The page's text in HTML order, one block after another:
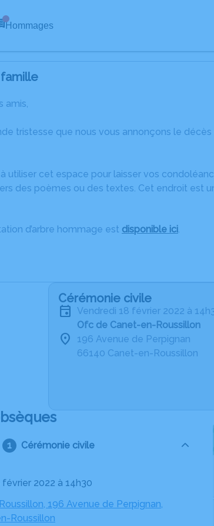
Hommages
amis,
tristesse que nous vous annonçons le
utiliser cet espace pour laisser vos
des poèmes ou des textes. Cet endroit est
d’arbre hommage est disponible ici.
Cérémonie civile
vendredi 18 février 2022 à
Ofc de Canet-en-Roussillon
196 Avenue de Perpignan
66140 Canet-en-Roussillon
Cérémonie civile
février 2022 à 14h30
196 Avenue de Perpignan,
Roussillon